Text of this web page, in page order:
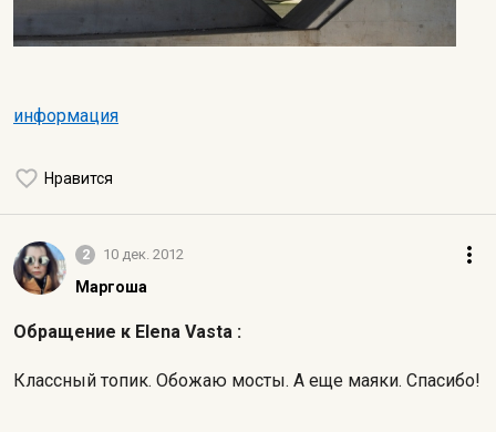
информация
Нравится
2 10 дек. 2012
Маргоша
Обращение к Elena Vasta :
Классный топик. Обожаю мосты. А еще маяки. Спасибо!